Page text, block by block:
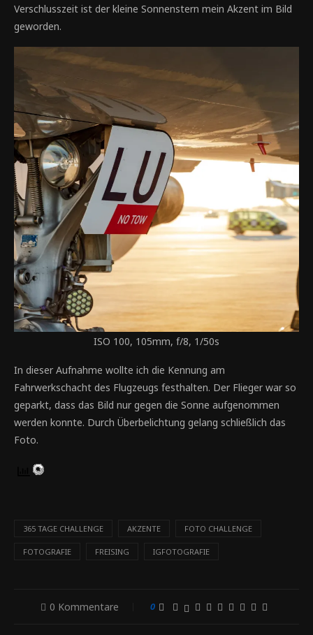
Verschlusszeit ist der kleine Sonnenstern mein Akzent im Bild
geworden.
ISO 100, 105mm, f/8, 1/50s
In dieser Aufnahme wollte ich die Kennung am
Fahrwerkschacht des Flugzeugs festhalten. Der Flieger war so
geparkt, dass das Bild nur gegen die Sonne aufgenommen
werden konnte. Durch Überbelichtung gelang schließlich das
Foto.
365 TAGE CHALLENGE AKZENTE FOTO CHALLENGE
FOTOGRAFIE FREISING IGFOTOGRAFIE
0 Kommentare 0